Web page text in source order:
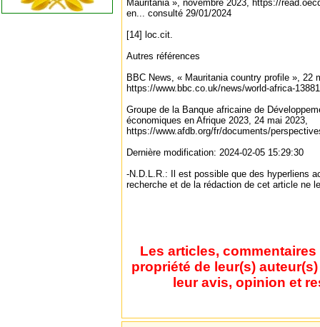
Mauritania », novembre 2023, https://
en... consulté 29/01/2024
[14] loc.cit.
Autres références
BBC News, « Mauritania country profile », 22
https://www.bbc.co.uk/news/world-africa-
Groupe de la Banque africaine de
économiques en Afrique 2023, 24 mai 2023,
https://www.afdb.org/fr/documents/
Dernière modification: 2024-02-05 15:29:30
-N.D.L.R.: Il est possible que des hyperliens
recherche et de la rédaction de cet article ne
Les articles,
propriété de leur(s)
leur avis, opinion et